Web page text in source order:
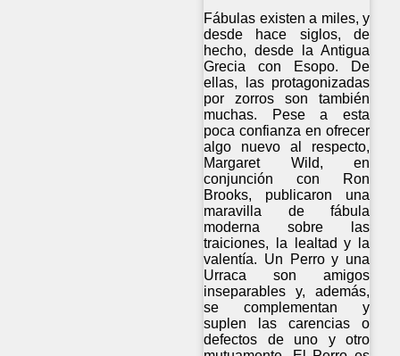
Fábulas existen a miles, y
desde hace siglos, de
hecho, desde la Antigua
Grecia con Esopo. De
ellas, las protagonizadas
por zorros son también
muchas. Pese a esta
poca confianza en ofrecer
algo nuevo al respecto,
Margaret Wild, en
conjunción con Ron
Brooks, publicaron una
maravilla de fábula
moderna sobre las
traiciones, la lealtad y la
valentía. Un Perro y una
Urraca son amigos
inseparables y, además,
se complementan y
suplen las carencias o
defectos de uno y otro